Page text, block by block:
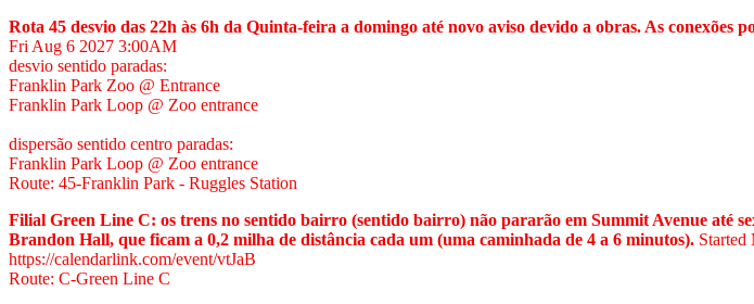
Rota 45 desvio das 22h às 6h da Quinta-feira a domingo até novo aviso devido a obras. As
Fri Aug 6 2027 3:00AM
desvio sentido paradas:
Franklin Park Zoo @ Entrance
Franklin Park Loop @ Zoo entrance
dispersão sentido centro paradas:
Franklin Park Loop @ Zoo entrance
Route: 45-Franklin Park - Ruggles Station
Filial Green Line C: os trens no sentido bairro (sentido bairro) não pararão em Summit Avenue até
Brandon Hall, que ficam a 0,2 milha de distância cada um (uma caminhada de 4 a 6 minutos). Started
https://calendarlink.com/event/vtJaB
Route: C-Green Line C